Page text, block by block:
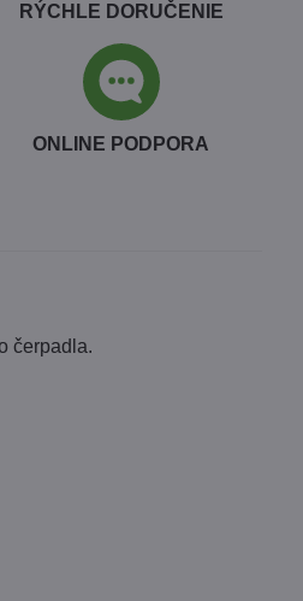
RÝCHLE DORUČENIE
ONLINE PODPORA
čerpadla.